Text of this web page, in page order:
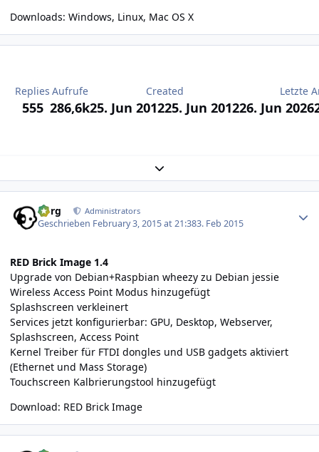
Downloads: Windows, Linux, Mac OS X
Replies
555
Aufrufe
286,6k
Created
25. Jun 201225. Jun 2012
Letzte
26. Jun 2026
Expand topic overview
borg Administrators
Geschrieben February 3, 2015 at 21:383. Feb 2015
RED Brick Image 1.4
Upgrade von Debian+Raspbian wheezy zu Debian jessie
Wireless Access Point Modus hinzugefügt
Splashscreen verkleinert
Services jetzt konfigurierbar: GPU, Desktop, Webserver,
Splashscreen, Access Point
Kernel Treiber für FTDI dongles und USB gadgets aktiviert
(Ethernet und Mass Storage)
Touchscreen Kalbrierungstool hinzugefügt
Download: RED Brick Image